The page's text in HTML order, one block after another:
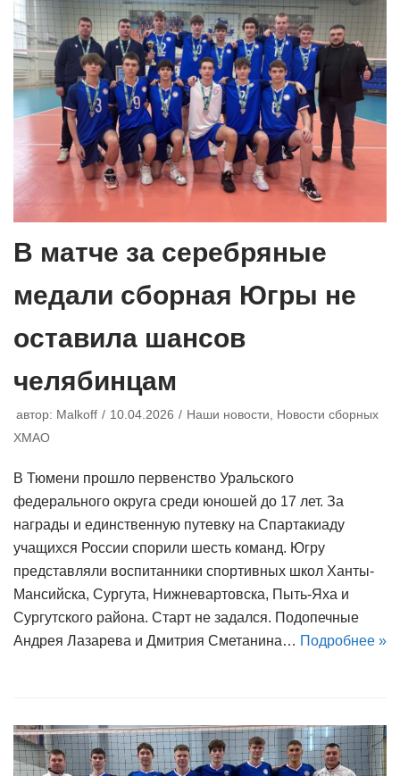
В матче за серебряные
медали сборная Югры не
оставила шансов
челябинцам
автор: Malkoff 10.04.2026 Наши новости
Новости сборных
ХМАО
В Тюмени прошло первенство Уральского
федерального округа среди юношей до 17 лет. За
награды и единственную путевку на Спартакиаду
учащихся России спорили шесть команд. Югру
представляли воспитанники спортивных школ Ханты-
Мансийска, Сургута, Нижневартовска, Пыть-Яха и
Сургутского района. Старт не задался. Подопечные
Андрея Лазарева и Дмитрия Сметанина… Подробнее »